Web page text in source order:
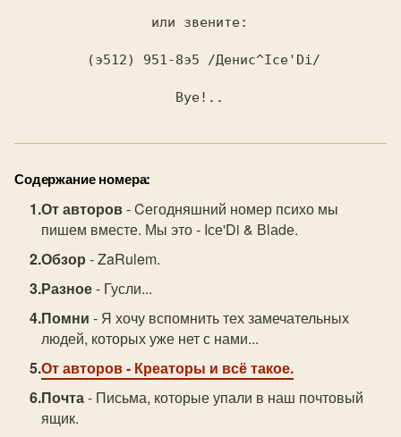
Содержание номера:
От авторов- Cегодняшний номер психо мы
пишем вместе. Мы это - Iсе'Di & Вlаdе.
Обзор - ZaRulem.
Разное- Гусли...
Помни - Я хочу вспомнить тех замечательных
людей, которых уже нет с нами...
От авторов- Креаторы и всё такое.
Почта- Письма, которые упали в наш почтовый
ящик.